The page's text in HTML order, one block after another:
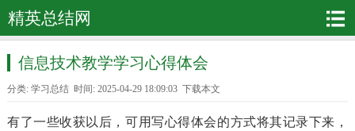
精英总结网
信息技术教学学习心得体会
分类: 学习总结时间: 2025-04-29 18:09:03 下载本文
有了一些收获以后，可用写心得体会的方式将其记录下来，